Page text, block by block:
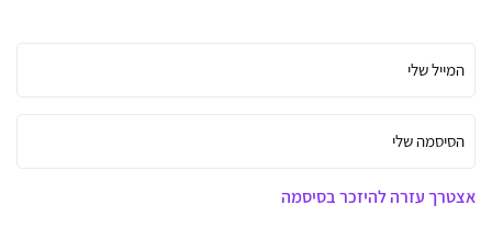
המייל שלי
הסיסמה שלי
אצטרך עזרה להיזכר בסיסמה